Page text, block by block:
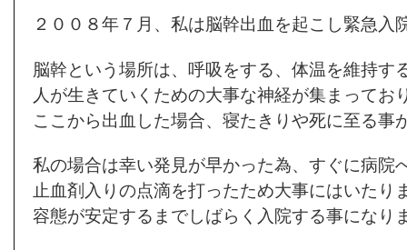
２００８年７月、私は脳幹出血を起こし緊急入
脳幹という場所は、呼吸をする、体温を維持す
人が生きていくための大事な神経が集まってお
ここから出血した場合、寝たきりや死に至る事
私の場合は幸い発見が早かった為、すぐに病院
止血剤入りの点滴を打ったため大事にはいたり
容態が安定するまでしばらく入院する事になり